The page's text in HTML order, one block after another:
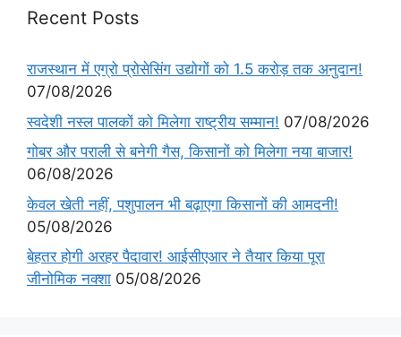
Recent Posts
राजस्थान में एग्रो प्रोसेसिंग उद्योगों को 1.5 करोड़ तक अनुदान!
07/08/2026
स्वदेशी नस्ल पालकों को मिलेगा राष्ट्रीय सम्मान! 07/08/2026
गोबर और पराली से बनेगी गैस, किसानों को मिलेगा नया बाजार!
06/08/2026
केवल खेती नहीं, पशुपालन भी बढ़ाएगा किसानों की आमदनी!
05/08/2026
बेहतर होगी अरहर पैदावार! आईसीएआर ने तैयार किया पूरा
जीनोमिक नक्शा 05/08/2026